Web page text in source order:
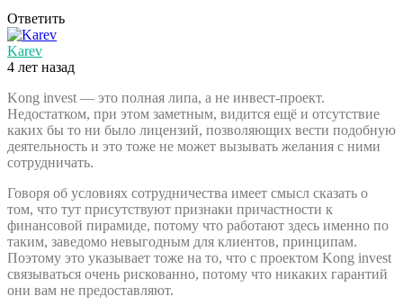
Ответить
Karev
4 лет назад
Kong invest — это полная липа, а не инвест-проект.
Недостатком, при этом заметным, видится ещё и отсутствие
каких бы то ни было лицензий, позволяющих вести подобную
деятельность и это тоже не может вызывать желания с ними
сотрудничать.
Говоря об условиях сотрудничества имеет смысл сказать о
том, что тут присутствуют признаки причастности к
финансовой пирамиде, потому что работают здесь именно по
таким, заведомо невыгодным для клиентов, принципам.
Поэтому это указывает тоже на то, что с проектом Kong invest
связываться очень рискованно, потому что никаких гарантий
они вам не предоставляют.